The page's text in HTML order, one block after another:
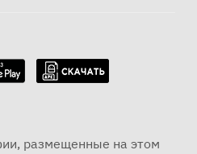
размещенные на этом